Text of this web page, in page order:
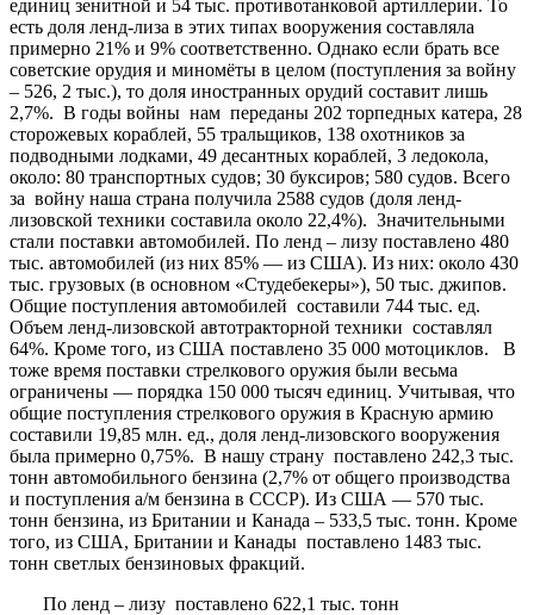
единиц зенитной и 54 тыс. противотанковой артиллерии. То
есть доля ленд-лиза в этих типах вооружения составляла
примерно 21% и 9% соответственно. Однако если брать все
советские орудия и миномёты в целом (поступления за войну
– 526, 2 тыс.), то доля иностранных орудий составит лишь
2,7%. В годы войны нам переданы 202 торпедных катера, 28
сторожевых кораблей, 55 тральщиков, 138 охотников за
подводными лодками, 49 десантных кораблей, 3 ледокола,
около: 80 транспортных судов; 30 буксиров; 580 судов. Всего
за войну наша страна получила 2588 судов (доля ленд-
лизовской техники составила около 22,4%). Значительными
стали поставки автомобилей. По ленд – лизу поставлено 480
тыс. автомобилей (из них 85% — из США). Из них: около 430
тыс. грузовых (в основном «Студебекеры»), 50 тыс. джипов.
Общие поступления автомобилей составили 744 тыс. ед.
Объем ленд-лизовской автотракторной техники составлял
64%. Кроме того, из США поставлено 35 000 мотоциклов. В
тоже время поставки стрелкового оружия были весьма
ограничены — порядка 150 000 тысяч единиц. Учитывая, что
общие поступления стрелкового оружия в Красную армию
составили 19,85 млн. ед., доля ленд-лизовского вооружения
была примерно 0,75%. В нашу страну поставлено 242,3 тыс.
тонн автомобильного бензина (2,7% от общего производства
и поступления а/м бензина в СССР). Из США — 570 тыс.
тонн бензина, из Британии и Канада – 533,5 тыс. тонн. Кроме
того, из США, Британии и Канады поставлено 1483 тыс.
тонн светлых бензиновых фракций.
По ленд – лизу поставлено 622,1 тыс. тонн